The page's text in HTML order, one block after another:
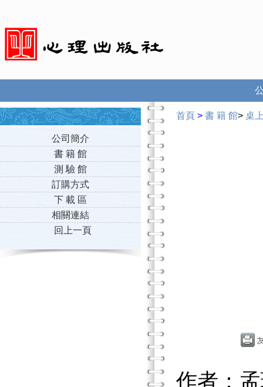
公司簡介
書 籍 館
測 驗 館
訂購方式
下 載 區
相關連結
回上一頁
首頁 > 書 籍 館> 桌
作者：